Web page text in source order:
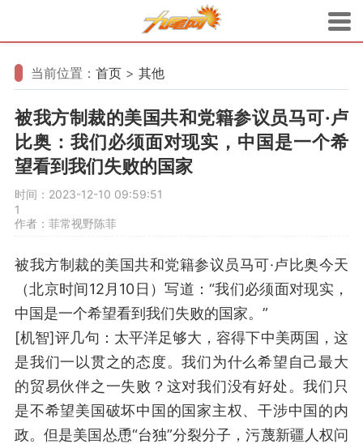
当前位置： 首页 > 其他
被我方制裁的美国共和党籍参议员马可·卢
比奥：我们必须面对现实，中国是一个希
望看到我们失败的国家
时间：2023-12-10 09:59:51
1
作者：菲常视野陈菲
被我方制裁的美国共和党籍参议员马可·卢比奥今天
（北京时间12月10日）写道：“我们必须面对现实，
中国是一个希望看到我们失败的国家。”
[机智]评几句：太平洋足够大，容得下中美两国，这
是我们一以贯之的态度。我们为什么希望自己最大
的贸易伙伴之一失败？这对我们没有好处。我们只
是不希望美国破坏中国的国家主权、干涉中国的内
政。但是美国怂恿“台独”分裂分子，污蔑新疆人权问